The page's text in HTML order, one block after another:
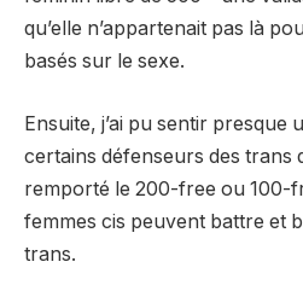
qu’elle n’appartenait pas là
basés sur le sexe.
Ensuite, j’ai pu sentir presque
certains défenseurs des trans
remporté le 200-free ou 100-
femmes cis peuvent battre et
trans.